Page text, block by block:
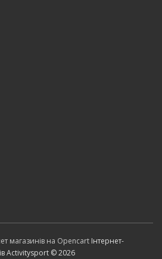
магазинів на Opencart Інтернет-
Activitysport © 2026